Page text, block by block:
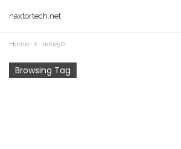
naxtortech.net
Home note50
Browsing Tag